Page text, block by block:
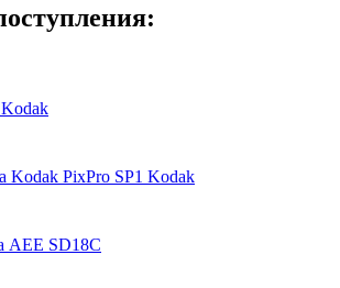
Kodak PixPro SP1 Kodak
AEE SD18C